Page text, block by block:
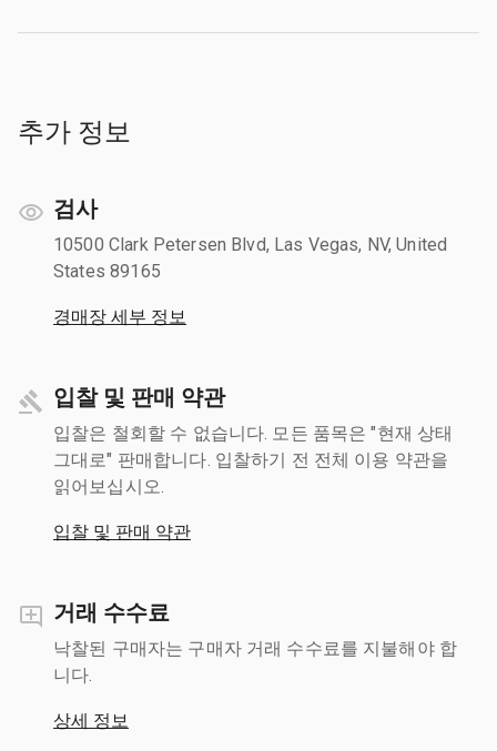
추가 정보
검사
10500 Clark Petersen Blvd, Las Vegas, NV, United
States 89165
경매장 세부 정보
입찰 및 판매 약관
입찰은 철회할 수 없습니다. 모든 품목은 "현재 상태
그대로" 판매합니다. 입찰하기 전 전체 이용 약관을
읽어보십시오.
입찰 및 판매 약관
거래 수수료
낙찰된 구매자는 구매자 거래 수수료를 지불해야 합
니다.
상세 정보